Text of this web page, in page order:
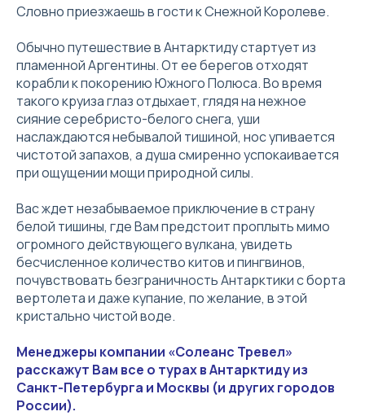
Словно приезжаешь в гости к Снежной Королеве.
Обычно путешествие в Антарктиду стартует из
пламенной Аргентины. От ее берегов отходят
корабли к покорению Южного Полюса. Во время
такого круиза глаз отдыхает, глядя на нежное
сияние серебристо-белого снега, уши
наслаждаются небывалой тишиной, нос упивается
чистотой запахов, а душа смиренно успокаивается
при ощущении мощи природной силы.
Вас ждет незабываемое приключение в страну
белой тишины, где Вам предстоит проплыть мимо
огромного действующего вулкана, увидеть
бесчисленное количество китов и пингвинов,
почувствовать безграничность Антарктики с борта
вертолета и даже купание, по желание, в этой
кристально чистой воде.
Менеджеры компании «Солеанс Тревел»
расскажут Вам все о турах в Антарктиду из
Санкт-Петербурга и Москвы (и других городов
России).